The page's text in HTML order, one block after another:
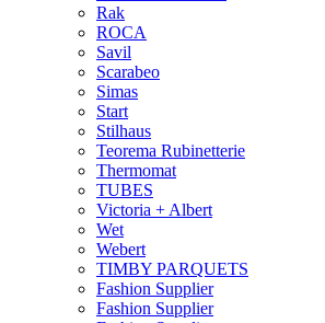
Rak
ROCA
Savil
Scarabeo
Simas
Start
Stilhaus
Teorema Rubinetterie
Thermomat
TUBES
Victoria + Albert
Wet
Webert
TIMBY PARQUETS
Fashion Supplier
Fashion Supplier